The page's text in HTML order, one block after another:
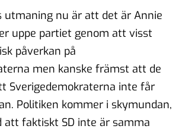
utmaning nu är att det är Annie
uppe partiet genom att visst
påverkan på
men kanske främst att de
Sverigedemokraterna inte får
Politiken kommer i skymundan,
att faktiskt SD inte är samma